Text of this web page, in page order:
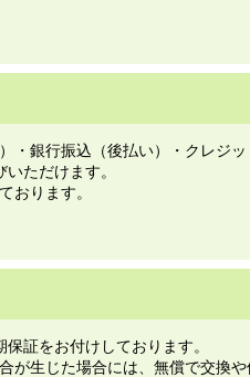
・銀行振込（後払い）・クレジ
ただけます。
おります。
証をお付けしております。
が生じた場合には、無償で交換